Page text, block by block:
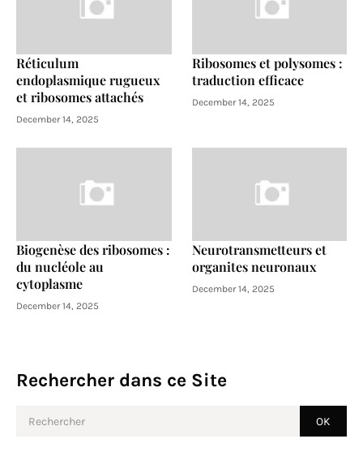
Réticulum
endoplasmique rugueux
et ribosomes attachés
December 14, 2025
Ribosomes et polysomes :
traduction efficace
December 14, 2025
Biogenèse des ribosomes :
du nucléole au
cytoplasme
December 14, 2025
Neurotransmetteurs et
organites neuronaux
December 14, 2025
Rechercher dans ce Site